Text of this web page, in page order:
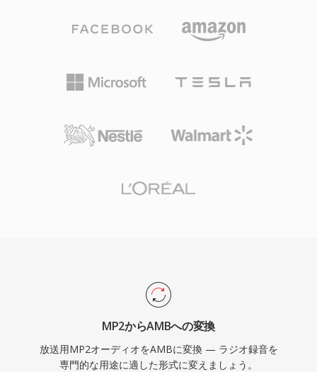
MP2からAMBへの変換
放送用MP2オーディオをAMBに変換 — ラジオ録音を
専門的な用途に適した形式に変えましょう。